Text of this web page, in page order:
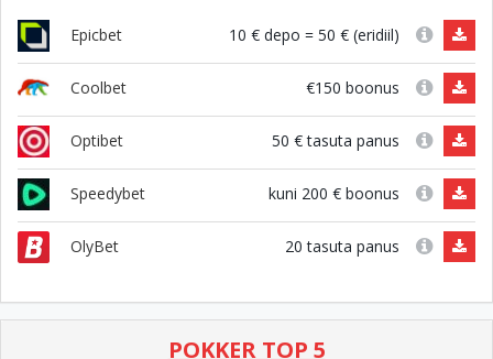
Epicbet 10 € depo = 50 € (eridiil)
Coolbet €150 boonus
Optibet 50 € tasuta panus
Speedybet kuni 200 € boonus
OlyBet 20 tasuta panus
POKKER TOP 5